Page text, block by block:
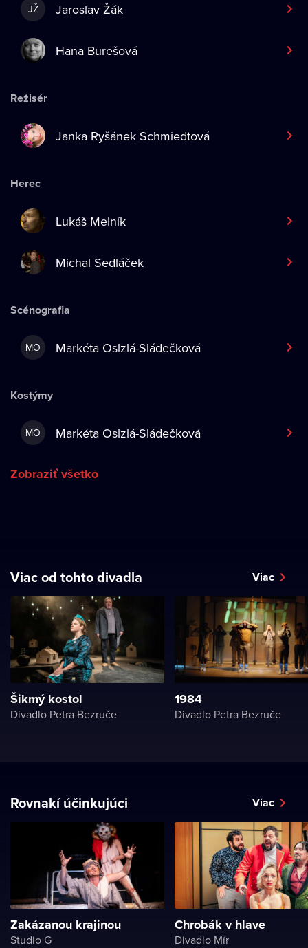
JŽ Jaroslav Žák
Hana Burešová
Režisér
Janka Ryšánek Schmiedtová
Herec
Lukáš Melník
Michal Sedláček
Scénografia
MO Markéta Oslzlá-Sládečková
Kostýmy
MO Markéta Oslzlá-Sládečková
Zobraziť všetko
Viac od tohto divadla Viac
Šikmý kostol
Divadlo Petra Bezruče
1984
Divadlo Petra Bezruče
Rovnakí účinkujúci Viac
Zakázanou krajinou
Studio G
Chrobák v hlave
Divadlo Mír